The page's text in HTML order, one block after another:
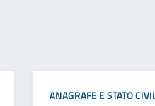
ANAGRAFE E STATO